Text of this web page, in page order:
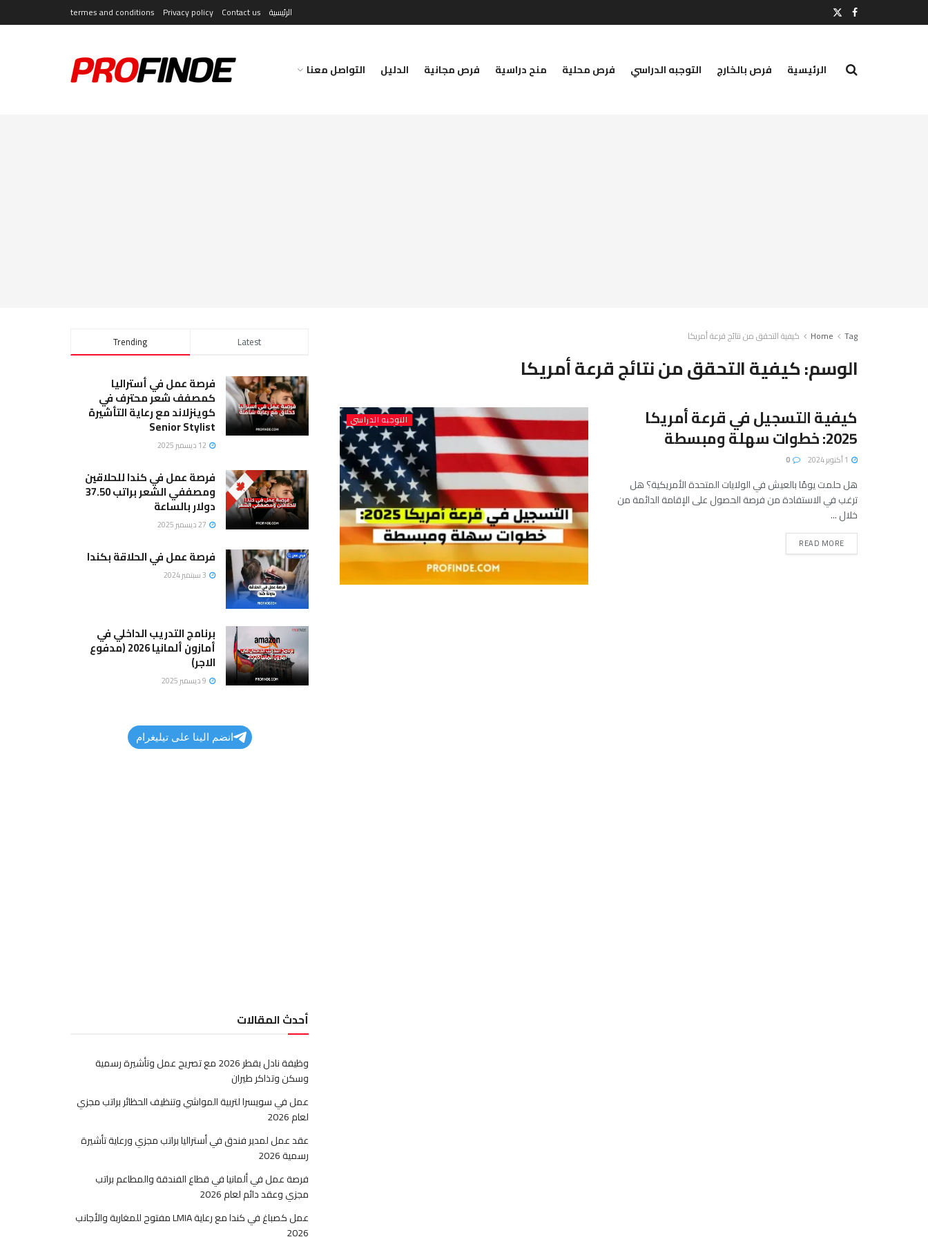
الرئيسية Contact us
Privacy policy
termes and conditions
الرئيسية فرص بالخارج التوجبه الدراسي فرص محلية منح دراسية فرص مجانية الدليل التواصل معنا
Home Tag كيفية التحقق من نتائج قرعة أمريكا
الوسم:كيفية التحقق من نتائج قرعة أمريكا
التوجبه الدراسي كيفية التسجيل في قرعة أمريكا
2025: خطوات سهلة ومبسطة
هل حلمت يومًا بالعيش في الولايات المتحدة الأمريكية؟ هل
ترغب في الاستفادة من فرصة الحصول على الإقامة الدائمة من
خلال ...
READ MORE
Trending Latest
فرصة عمل في أستراليا
كمصفف شعر محترف في
كوينزلاند مع رعاية التأشيرة
Senior Stylist
فرصة عمل في كندا للحلاقين
ومصففي الشعر براتب 37.50
دولار بالساعة
فرصة عمل في الحلاقة بكندا
برنامج التدريب الداخلي في
أمازون ألمانيا 2026 (مدفوع
الاجر)
انضم الينا على تيليغرام
أحدث المقالات
وظيفة نادل بقطر 2026 مع تصريح عمل وتأشيرة رسمية
وسكن وتذاكر طيران
عمل في سويسرا لتربية المواشي وتنظيف الحظائر براتب مجزي
لعام 2026
عقد عمل لمدير فندق في أستراليا براتب مجزي ورعاية تأشيرة
رسمية 2026
فرصة عمل في ألمانيا في قطاع الفندقة والمطاعم براتب
مجزي وعقد دائم لعام 2026
عمل كصباغ في كندا مع رعاية LMIA مفتوح للمغاربة والأجانب
2026